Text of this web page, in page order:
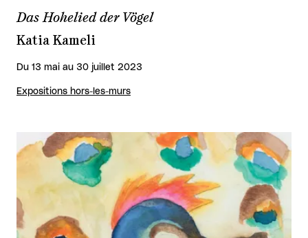
Das Hohelied der Vögel
Katia Kameli
Du 13 mai au 30 juillet 2023
Expositions hors-les-murs